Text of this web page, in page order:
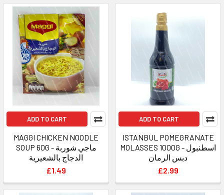
ADD TO CART
MAGGI CHICKEN NOODLE
SOUP 60G - ماجي شوربة
الدجاج بالشعيرية
£1.49
ADD TO CART
ISTANBUL POMEGRANATE
MOLASSES 1000G - اسطنبول
دبس الرمان
£2.99